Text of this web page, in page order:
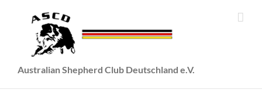
Australian Shepherd Club Deutschland e.V.